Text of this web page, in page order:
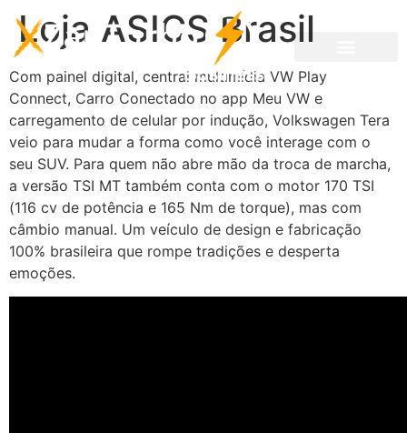
Loja ASICS Brasil
Com painel digital, central multimídia VW Play
Connect, Carro Conectado no app Meu VW e
carregamento de celular por indução, Volkswagen Tera
veio para mudar a forma como você interage com o
seu SUV. Para quem não abre mão da troca de marcha,
a versão TSI MT também conta com o motor 170 TSI
(116 cv de potência e 165 Nm de torque), mas com
câmbio manual. Um veículo de design e fabricação
100% brasileira que rompe tradições e desperta
emoções.